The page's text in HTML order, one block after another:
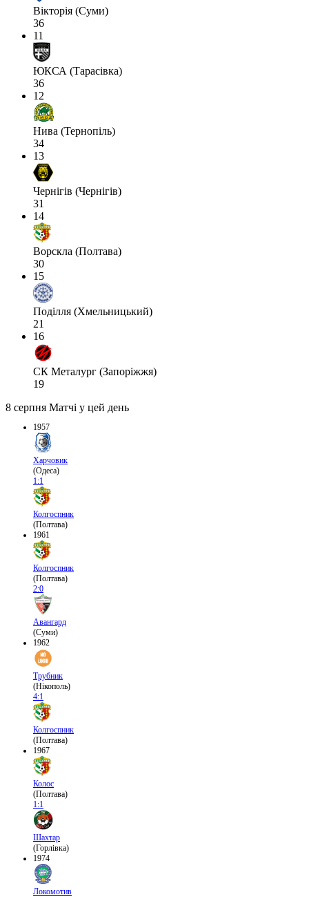
Вікторія (Суми)
36
11
ЮКСА (Тарасівка)
36
12
Нива (Тернопіль)
34
13
Чернігів (Чернігів)
31
14
Ворскла (Полтава)
30
15
Поділля (Хмельницький)
21
16
СК Металург (Запоріжжя)
19
8 серпня Матчі у цей день
1957
Харчовик
(Одеса)
1:1
Колгоспник
(Полтава)
1961
Колгоспник
(Полтава)
2:0
Авангард
(Суми)
1962
Трубник
(Нікополь)
4:1
Колгоспник
(Полтава)
1967
Колос
(Полтава)
1:1
Шахтар
(Горлівка)
1974
Локомотив